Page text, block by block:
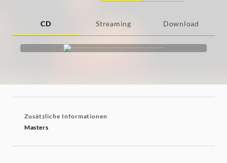
CD Streaming Download
Zusätzliche Informationen
Masters